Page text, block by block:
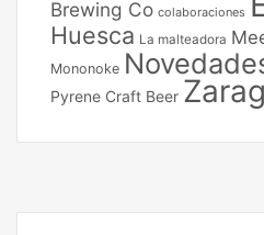
Brewing Co colaboraciones
Huesca La malteadora
Mononoke
Pyrene Craft Beer